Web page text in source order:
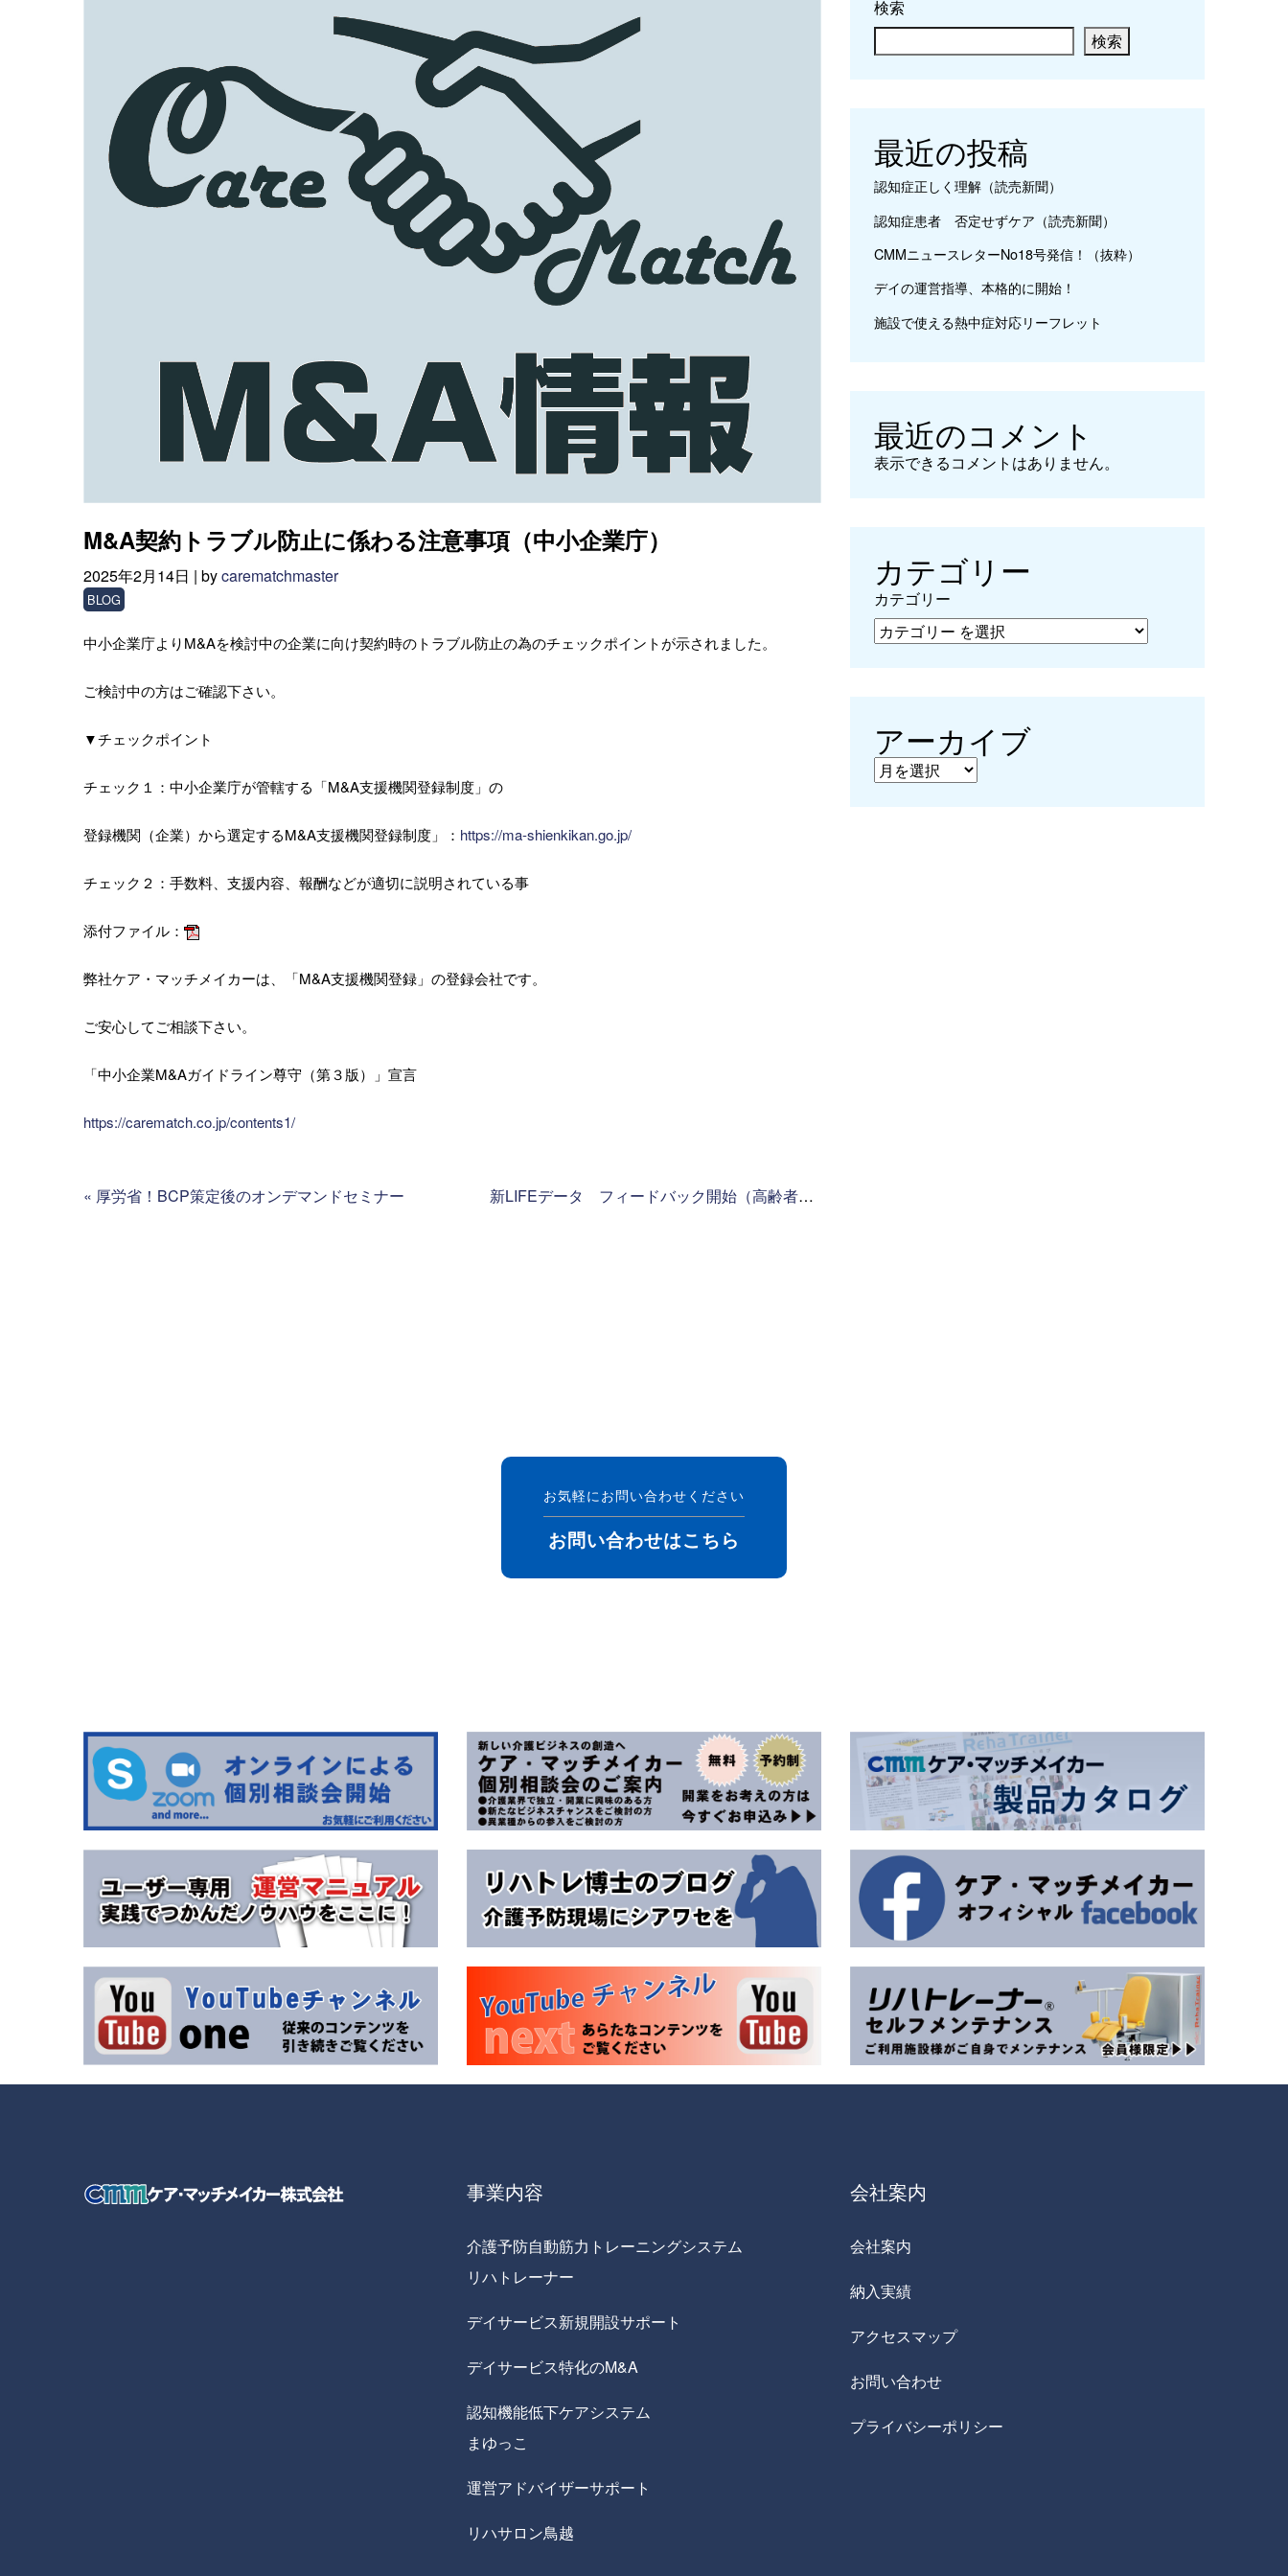
M&A契約トラブル防止に係わる注意事項（中小企業庁）
2025年2月14日 | bycarematchmaster
BLOG
中小企業庁よりM&Aを検討中の企業に向け契約時のトラブル防止の為のチェックポイントが示されました。
ご検討中の方はご確認下さい。
▼チェックポイント
チェック１：中小企業庁が管轄する「M&A支援機関登録制度」の
登録機関（企業）から選定するM&A支援機関登録制度」： https://ma-shienkikan.go.jp/
チェック２：手数料、支援内容、報酬などが適切に説明されている事
添付ファイル：
弊社ケア・マッチメイカーは、「M&A支援機関登録」の登録会社です。
ご安心してご相談下さい。
「中小企業M&Aガイドライン尊守（第３版）」宣言
https://carematch.co.jp/contents1/
« 厚労省！BCP策定後のオンデマンドセミナー 新LIFEデータ フィードバック開始（高齢者住宅新聞）
検索
検索
最近の投稿
認知症正しく理解（読売新聞）
認知症患者 否定せずケア（読売新聞）
CMMニュースレターNo18号発信！（抜粋）
デイの運営指導、本格的に開始！
施設で使える熱中症対応リーフレット
最近のコメント
表示できるコメントはありません。
カテゴリー
カテゴリー
アーカイブ
アーカイブ
お気軽にお問い合わせください
お問い合わせはこちら
事業内容
介護予防自動筋力トレーニングシステム
リハトレーナー
デイサービス新規開設サポート
デイサービス特化のM&A
認知機能低下ケアシステム
まゆっこ
運営アドバイザーサポート
リハサロン鳥越
会社案内
会社案内
納入実績
アクセスマップ
お問い合わせ
プライバシーポリシー